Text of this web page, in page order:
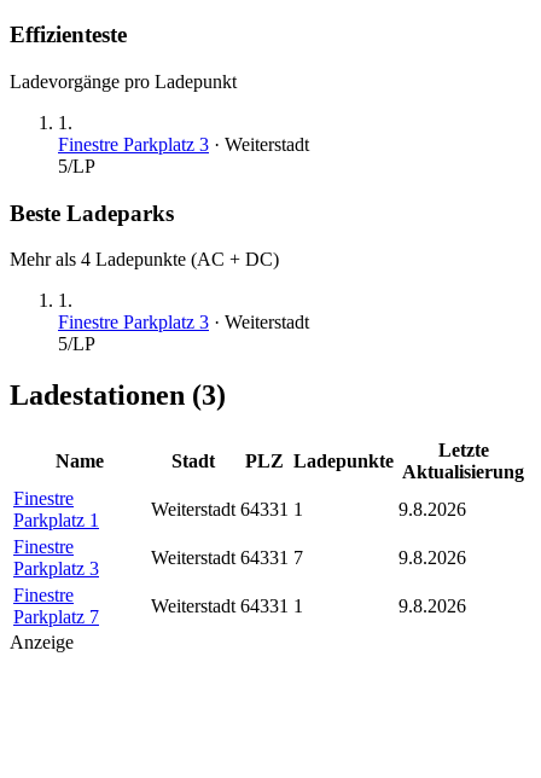
Effizienteste
Ladevorgänge pro Ladepunkt
1 .
Finestre Parkplatz 3 · Weiterstadt
5/LP
Beste Ladeparks
Mehr als 4 Ladepunkte (AC + DC)
1 .
Finestre Parkplatz 3 · Weiterstadt
5/LP
Ladestationen (3)
Name Stadt PLZ Ladepunkte
Letzte
Aktualisierung
Finestre
Parkplatz 1
Weiterstadt 64331 1
9.8.2026
Finestre
Parkplatz 3
Weiterstadt 64331 7
9.8.2026
Finestre
Parkplatz 7
Weiterstadt 64331 1
9.8.2026
Anzeige